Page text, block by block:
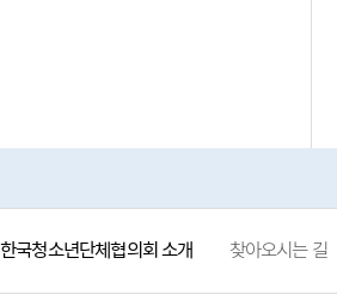
한국청소년단체협의회 소개 찾아오시는 길